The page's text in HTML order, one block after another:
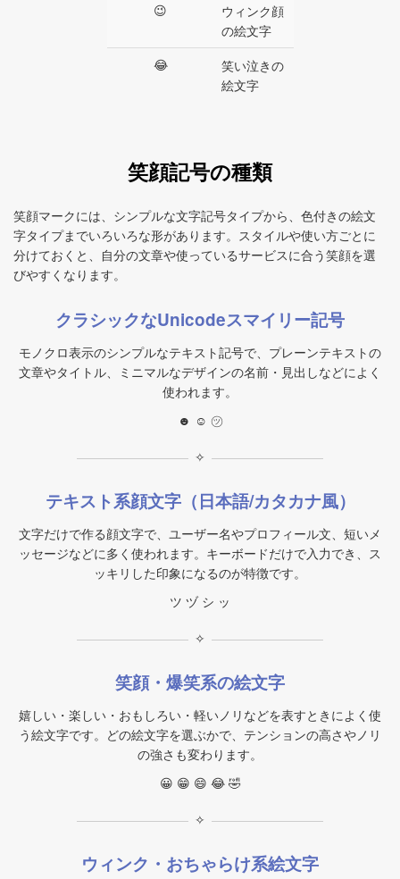
😉
ウィンク顔
の絵文字
😂
笑い泣きの
絵文字
笑顔記号の種類
笑顔マークには、シンプルな文字記号タイプから、色付きの絵文
字タイプまでいろいろな形があります。スタイルや使い方ごとに
分けておくと、自分の文章や使っているサービスに合う笑顔を選
びやすくなります。
クラシックなUnicodeスマイリー記号
モノクロ表示のシンプルなテキスト記号で、プレーンテキストの
文章やタイトル、ミニマルなデザインの名前・見出しなどによく
使われます。
☻ ☺ ㋡
✧
テキスト系顔文字（日本語/カタカナ風）
文字だけで作る顔文字で、ユーザー名やプロフィール文、短いメ
ッセージなどに多く使われます。キーボードだけで入力でき、ス
ッキリした印象になるのが特徴です。
ツ ヅ シ ッ
✧
笑顔・爆笑系の絵文字
嬉しい・楽しい・おもしろい・軽いノリなどを表すときによく使
う絵文字です。どの絵文字を選ぶかで、テンションの高さやノリ
の強さも変わります。
😀 😁 😄 😂 🤣
✧
ウィンク・おちゃらけ系絵文字